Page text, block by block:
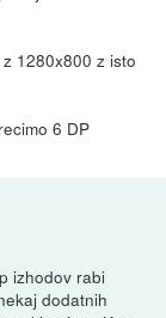
1280x800 z isto
6 DP
izhodov rabi
dodatnih